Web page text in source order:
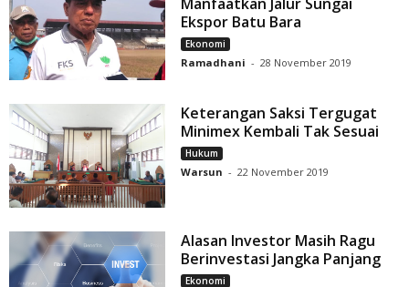
Ekspor Batu Bara
Ekonomi
Ramadhani - 28 November 2019
Keterangan Saksi Tergugat
Minimex Kembali Tak Sesuai
Hukum
Warsun - 22 November 2019
Alasan Investor Masih Ragu
Berinvestasi Jangka Panjang
Ekonomi